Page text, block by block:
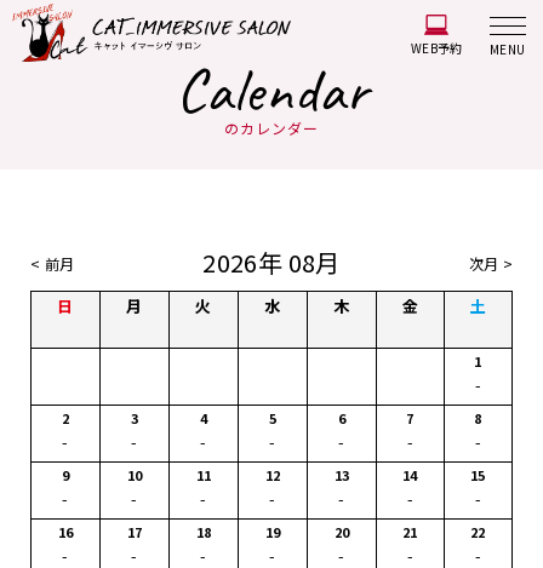
WEB予約 MENU
Calendar
のカレンダー
< 前月 2026年 08月 次月 >
日 月 火 水 木 金 土
1
-
2
-
3
-
4
-
5
-
6
-
7
-
8
-
9
-
10
-
11
-
12
-
13
-
14
-
15
-
16
-
17
-
18
-
19
-
20
-
21
-
22
-